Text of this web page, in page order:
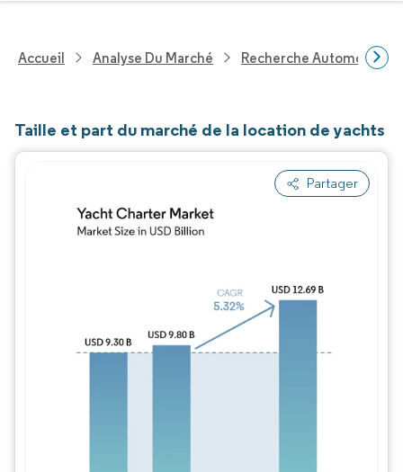
Accueil Analyse Du Marché Recherche Automobile
Taille et part du marché de la location de yachts
Partager